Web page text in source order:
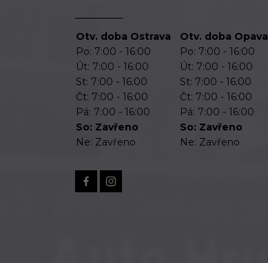
Otv. doba Ostrava
Po: 7:00 - 16:00
Út: 7:00 - 16:00
St: 7:00 - 16:00
Čt: 7:00 - 16:00
Pá: 7:00 - 16:00
So: Zavřeno
Ne: Zavřeno
Otv. doba Opava
Po: 7:00 - 16:00
Út: 7:00 - 16:00
St: 7:00 - 16:00
Čt: 7:00 - 16:00
Pá: 7:00 - 16:00
So: Zavřeno
Ne: Zavřeno